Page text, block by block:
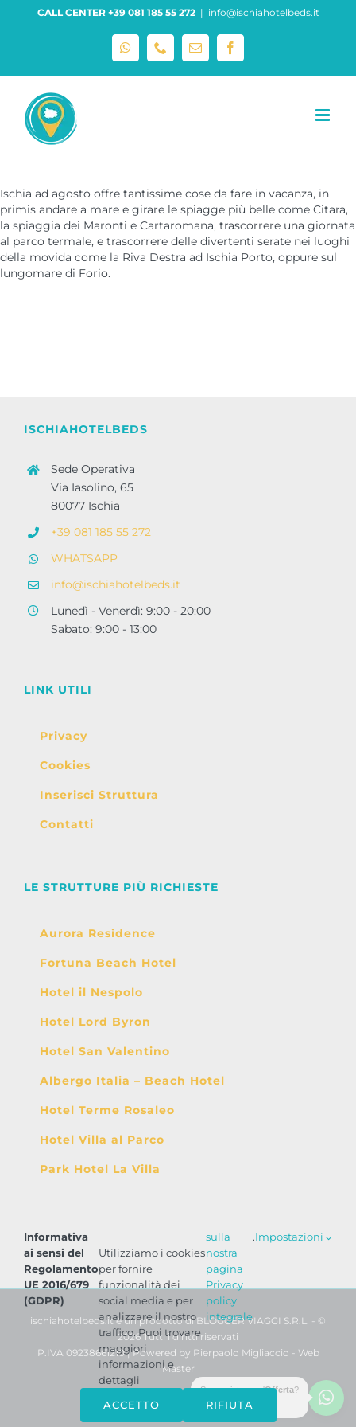
CALL CENTER +39 081 185 55 272 | info@ischiahotelbeds.it
WhatsAppPhone Email Facebook
Ischia ad agosto offre tantissime cose da fare in vacanza, in
primis andare a mare e girare le spiagge più belle come Citara,
la spiaggia dei Maronti e Cartaromana, trascorrere una giornata
al parco termale, e trascorrere delle divertenti serate nei luoghi
della movida come la Riva Destra ad Ischia Porto, oppure sul
lungomare di Forio.
ISCHIAHOTELBEDS
Sede Operativa
Via Iasolino, 65
80077 Ischia
+39 081 185 55 272
WHATSAPP
info@ischiahotelbeds.it
Lunedì - Venerdì: 9:00 - 20:00
Sabato: 9:00 - 13:00
LINK UTILI
Privacy
Cookies
Inserisci Struttura
Contatti
LE STRUTTURE PIÙ RICHIESTE
Aurora Residence
Fortuna Beach Hotel
Hotel il Nespolo
Hotel Lord Byron
Hotel San Valentino
Albergo Italia – Beach Hotel
Hotel Terme Rosaleo
Hotel Villa al Parco
Park Hotel La Villa
ischiahotelbeds.it è un prodotto di BLOGGER VIAGGI S.R.L. - ©
2026 Tutti i diritti riservati
P.IVA 09238661210 | Powered by Pierpaolo Migliaccio - Web
Master
Informativa
ai sensi del
Regolamento
UE 2016/679
(GDPR)
Utilizziamo i cookies
per fornire
funzionalità dei
social media e per
analizzare il nostro
traffico. Puoi trovare
maggiori
informazioni e
dettagli
sulla
nostra
pagina
Privacy
policy
integrale
.Impostazioni
ACCETTO RIFIUTA
Serve aiuto o un'Offerta?
Scrivici ora!